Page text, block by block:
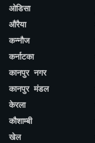
ओडिसा
औरैया
कन्नौज
कर्नाटका
कानपुर नगर
कानपुर मंडल
केरला
कौशाम्बी
खेल